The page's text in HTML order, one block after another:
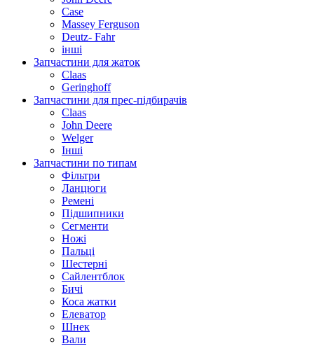
Case
Massey Ferguson
Deutz- Fahr
інші
Запчастини для жаток
Claas
Geringhoff
Запчастини для прес-підбирачів
Claas
John Deere
Welger
Інші
Запчастини по типам
Фільтри
Ланцюги
Ремені
Підшипники
Сегменти
Ножі
Пальці
Шестерні
Сайлентблок
Бичі
Коса жатки
Елеватор
Шнек
Вали